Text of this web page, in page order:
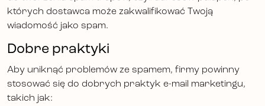
których dostawca może zakwalifikować Twoją
wiadomość jako spam.
Dobre praktyki
Aby uniknąć problemów ze spamem, firmy powinny
stosować się do dobrych praktyk e-mail marketingu,
takich jak: